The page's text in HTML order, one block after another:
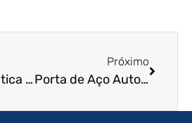
Porta Automática de Enrolar em Limeira – SP
Próximo
Porta de Aço Automática em Cotia – SP